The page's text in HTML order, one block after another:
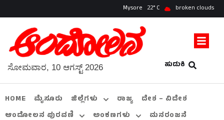
Mysore 22 broken clouds
ಹುಡುಕಿ
ಸೋಮವಾರ, 10 ಆಗಸ್ಟ್ 2026
HOME ಮೈಸೂರು ಜಿಲ್ಲೆಗಳು ರಾಜ್ಯ
ದೇಶ – ವಿದೇಶ
ಆಂದೋಲನ ಪುರವಣಿ
ಅಂಕಣಗಳು
ಮನರಂಜನೆ